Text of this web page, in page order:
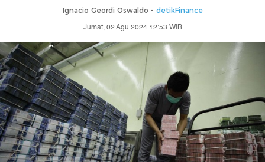
Ignacio Geordi Oswaldo - detikFinance
Jumat, 02 Agu 2024 12:53 WIB